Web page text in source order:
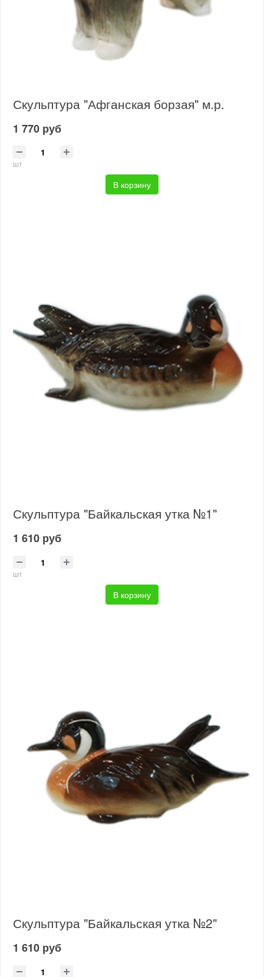
Скульптура "Афганская борзая" м.р.
1 770 руб
шт
В корзину
Скульптура "Байкальская утка №1"
1 610 руб
шт
В корзину
Скульптура "Байкальская утка №2"
1 610 руб